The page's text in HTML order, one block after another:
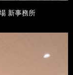
新事務所